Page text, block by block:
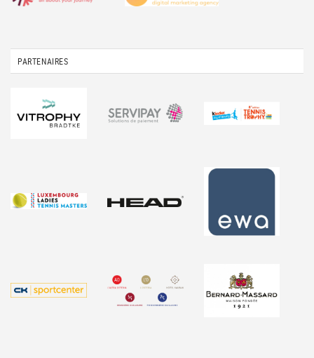
PARTENAIRES